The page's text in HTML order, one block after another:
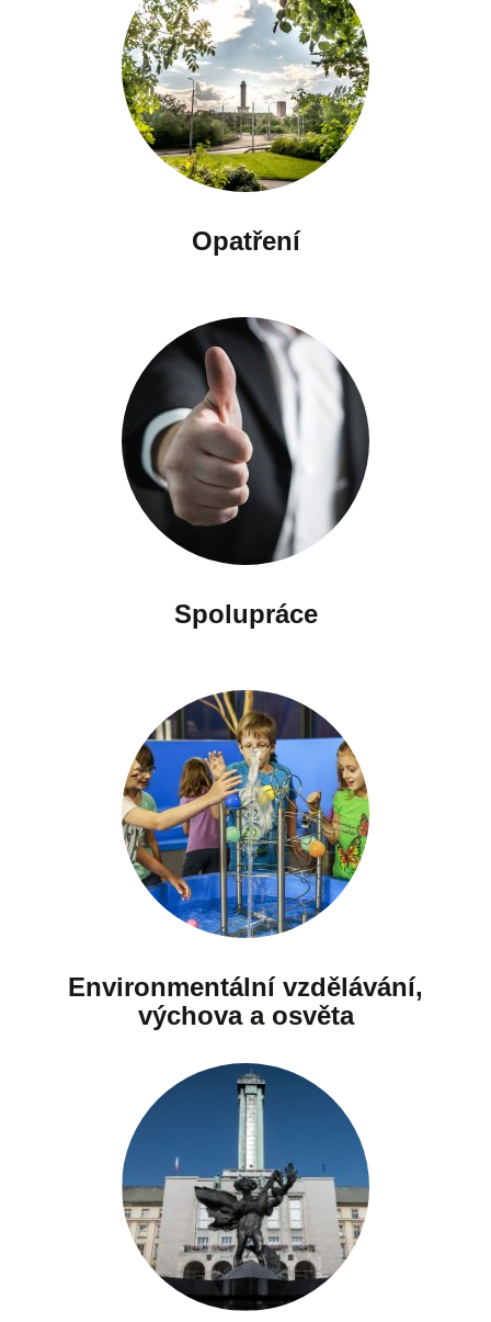
Opatření
Spolupráce
Environmentální vzdělávání,
výchova a osvěta